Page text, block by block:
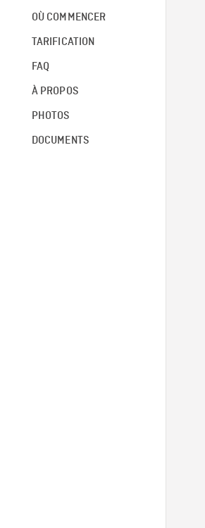
OÙ COMMENCER
TARIFICATION
FAQ
À PROPOS
PHOTOS
DOCUMENTS